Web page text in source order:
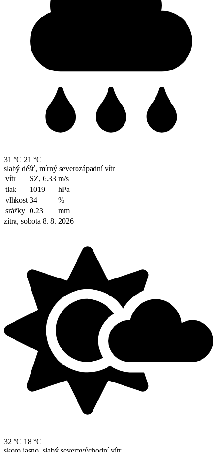
31 °C 21 °C
slabý déšť, mírný severozápadní vítr
vítr
SZ, 6.33 m/s
tlak
1019
hPa
vlhkost 34
%
srážky 0.23
mm
zítra, sobota 8. 8. 2026
32 °C 18 °C